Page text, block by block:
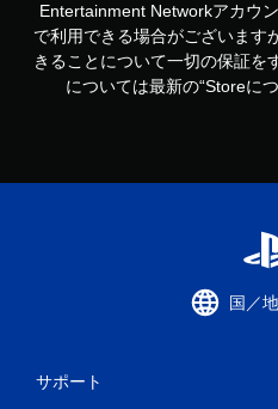
Entertainment Networkアカウ
で利用できる場合がございます
きることについて一切の保証を
については最新の“Storeに
国／
サポート